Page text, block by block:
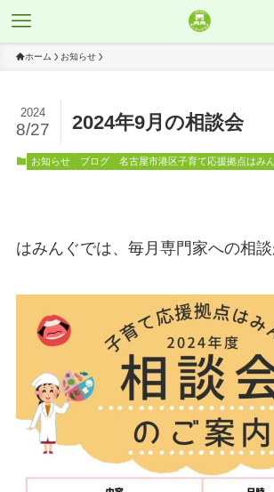
ホーム お知らせ
2024年9月の相談会
2024
8/27
お知らせ ブログ 名古屋市港区子育て応援拠点はみ
はみんぐでは、毎月専門家への相談